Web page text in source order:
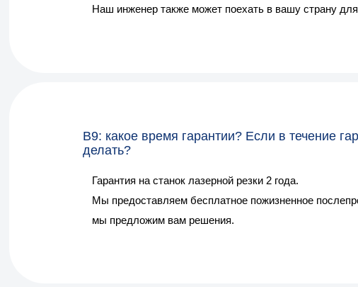
Наш инженер также может поехать в вашу страну
В9: какое время гарантии? Если в течение
делать?
Гарантия на станок лазерной резки 2 года.
Мы предоставляем бесплатное пожизненное
мы предложим вам решения.